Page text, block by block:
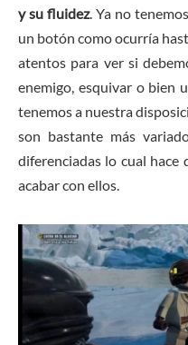
y su fluidez. Ya no
un botón como ocurría
atentos para ver si
enemigo, esquivar o bien
tenemos a nuestra
son bastante más
diferenciadas lo cual hace
acabar con ellos.